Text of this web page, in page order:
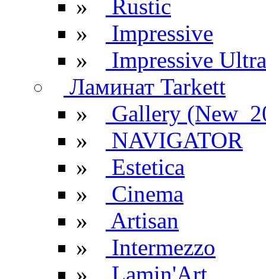
»
Rustic
»
Impressive
»
Impressive Ultra
Ламинат Tarkett
»
Gallery
»
NAVIGATOR
»
Estetica
»
Cinema
»
Artisan
»
Intermezzo